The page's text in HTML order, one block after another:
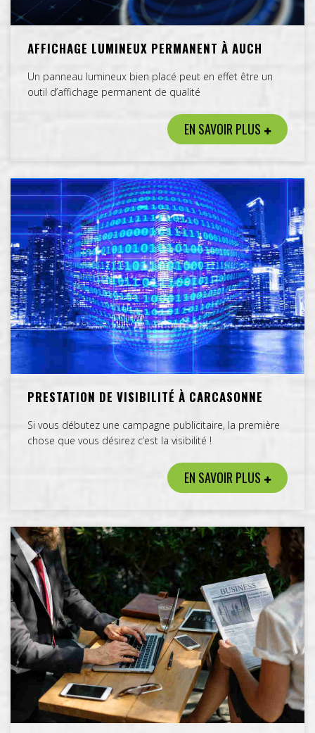
AFFICHAGE LUMINEUX PERMANENT À AUCH
Un panneau lumineux bien placé peut en effet être un
outil d’affichage permanent de qualité
EN SAVOIR PLUS
PRESTATION DE VISIBILITÉ À CARCASONNE
Si vous débutez une campagne publicitaire, la première
chose que vous désirez c’est la visibilité !
EN SAVOIR PLUS